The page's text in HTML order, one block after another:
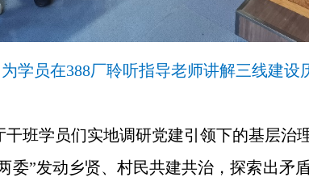
学员在388厂聆听指导老师讲解三线建设
班学员们实地调研党建引领下的基层治
委”发动乡贤、村民共建共治，探索出矛